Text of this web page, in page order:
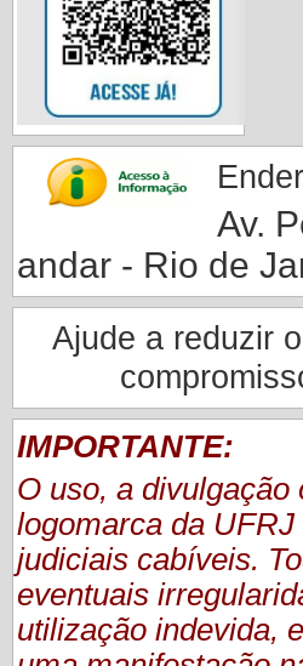
Av.
andar - Rio de
Ajude a reduzir
IMPORTANTE:
O uso, a divulgação
logomarca da
judiciais cabíveis.
eventuais
utilização indevida,